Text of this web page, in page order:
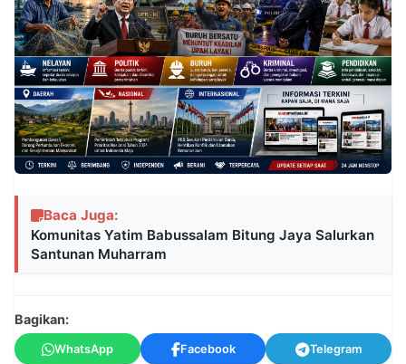
Baca Juga:
Komunitas Yatim Babussalam Bitung Jaya Salurkan
Santunan Muharram
Bagikan:
WhatsApp Facebook Telegram